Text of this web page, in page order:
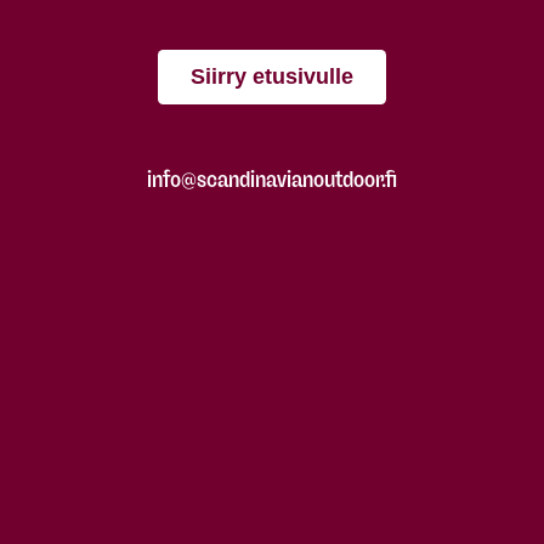
Siirry etusivulle
info@scandinavianoutdoor.fi